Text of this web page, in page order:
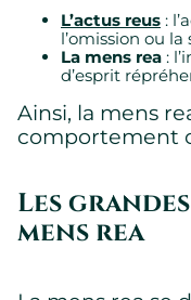
L’actus reus :
l’omission ou
La mens rea :
d’esprit
Ainsi, la mens
comportement
Les
mens rea